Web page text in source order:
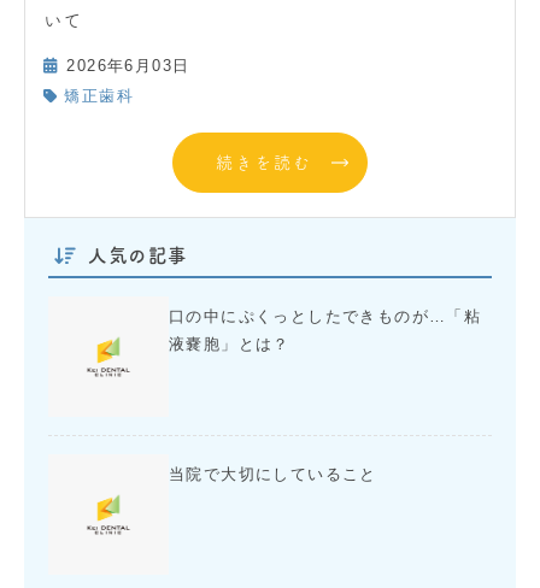
いて
2026年6月03日
矯正歯科
続きを読む
人気の記事
口の中にぷくっとしたできものが…「粘
液嚢胞」とは？
当院で大切にしていること